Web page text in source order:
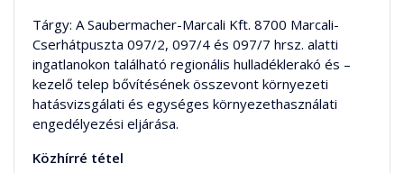
Tárgy: A Saubermacher-Marcali Kft. 8700 Marcali-
Cserhátpuszta 097/2, 097/4 és 097/7 hrsz. alatti
ingatlanokon található regionális hulladéklerakó és –
kezelő telep bővítésének összevont környezeti
hatásvizsgálati és egységes környezethasználati
engedélyezési eljárása.
Közhírré tétel